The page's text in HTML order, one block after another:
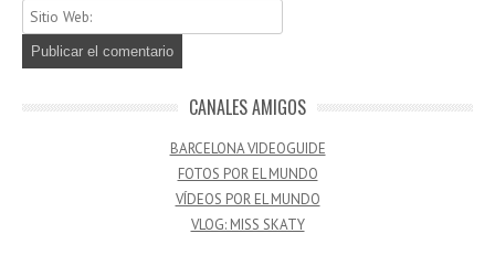
CANALES AMIGOS
BARCELONA VIDEOGUIDE
FOTOS POR EL MUNDO
VÍDEOS POR EL MUNDO
VLOG: MISS SKATY